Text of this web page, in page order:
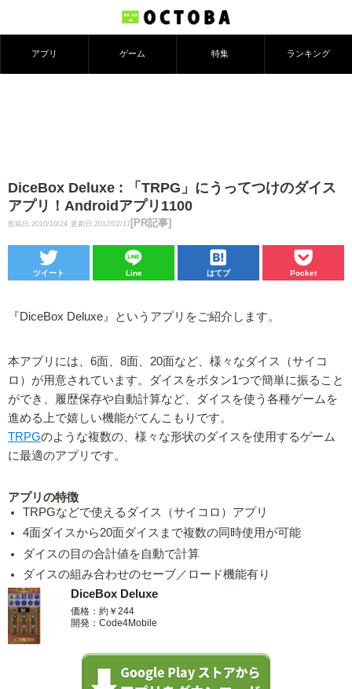
アプリ ゲーム 特集 ランキング
DiceBox Deluxe : 「TRPG」にうってつけのダイス
アプリ！Androidアプリ1100
投稿日:2010/10/24 更新日:2012/02/17 [PR記事]
ツイート Line はてブ Pocket
『DiceBox Deluxe』というアプリをご紹介します。
本アプリには、6面、8面、20面など、様々なダイス（サイコ
ロ）が用意されています。ダイスをボタン1つで簡単に振ること
ができ、履歴保存や自動計算など、ダイスを使う各種ゲームを
進める上で嬉しい機能がてんこもりです。
TRPGのような複数の、様々な形状のダイスを使用するゲーム
に最適のアプリです。
アプリの特徴
TRPGなどで使えるダイス（サイコロ）アプリ
4面ダイスから20面ダイスまで複数の同時使用が可能
ダイスの目の合計値を自動で計算
ダイスの組み合わせのセーブ／ロード機能有り
DiceBox Deluxe
価格：約￥244
開発：Code4Mobile